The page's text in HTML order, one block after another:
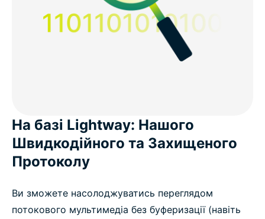
На базі Lightway: Нашого
Швидкодійного та Захищеного
Протоколу
Ви зможете насолоджуватись переглядом
потокового мультимедіа без буферизації (навіть